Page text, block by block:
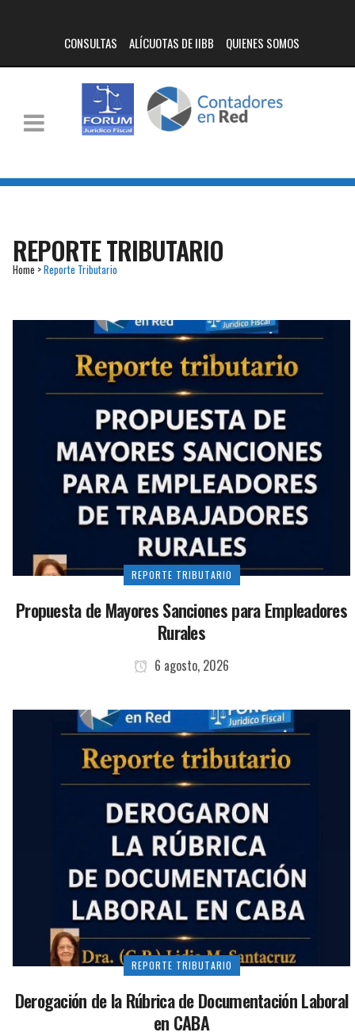
CONSULTAS ALÍCUOTAS DE IIBB QUIENES SOMOS
REPORTE TRIBUTARIO
Home >Reporte Tributario
REPORTE TRIBUTARIO
Propuesta de Mayores Sanciones para Empleadores
Rurales
6 agosto, 2026
REPORTE TRIBUTARIO
Derogación de la Rúbrica de Documentación Laboral
en CABA